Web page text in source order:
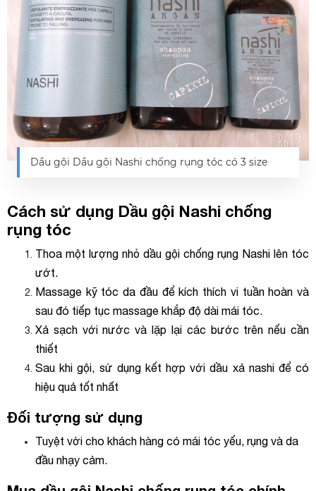
Dầu gội Dầu gội Nashi chống rụng tóc có 3 size
Cách sử dụng Dầu gội Nashi chống
rụng tóc
Thoa một lượng nhỏ dầu gội chống rụng Nashi lên tóc
ướt.
Massage kỹ tóc da đầu để kích thích vi tuần hoàn và
sau đó tiếp tục massage khắp độ dài mái tóc.
Xả sạch với nước và lặp lại các bước trên nếu cần
thiết
Sau khi gội, sử dụng kết hợp với dầu xả nashi để có
hiệu quả tốt nhất
Đối tượng sử dụng
Tuyệt vời cho khách hàng có mái tóc yếu, rụng và da
đầu nhạy cảm.